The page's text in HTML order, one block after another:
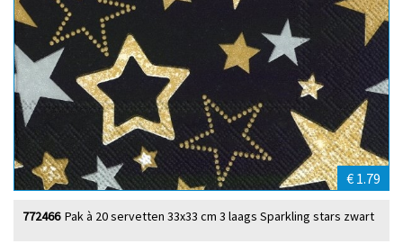
€ 1.79
Pak à 20 servetten 33x33 cm 3 laags Sparkling stars zwart
772466